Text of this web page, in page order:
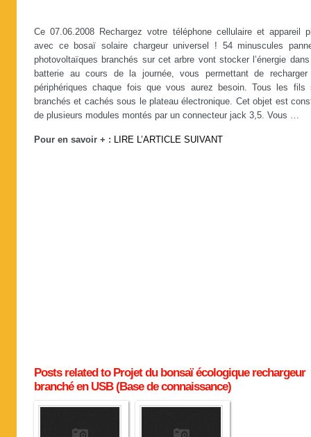
Ce 07.06.2008 Rechargez votre téléphone cellulaire et appareil
avec ce bosaï solaire chargeur universel ! 54 minuscules
photovoltaïques branchés sur cet arbre vont stocker l’énergie
batterie au cours de la journée, vous permettant de recharger
périphériques chaque fois que vous aurez besoin. Tous les fils
branchés et cachés sous le plateau électronique. Cet objet est
de plusieurs modules montés par un connecteur jack 3,5. Vous …
Pour en savoir + : LIRE L’ARTICLE SUIVANT
Posts related to Projet du bonsaï écologique rechargeur
branché en USB (Base de connaissance)